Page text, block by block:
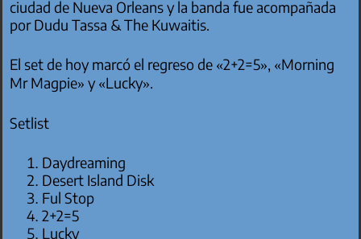
ciudad de Nueva Orleans y la banda fue acompañada
por Dudu Tassa & The Kuwaitis.
El set de hoy marcó el regreso de «2+2=5», «Morning
Mr Magpie» y «Lucky».
Setlist
Daydreaming
Desert Island Disk
Ful Stop
2+2=5
Lucky